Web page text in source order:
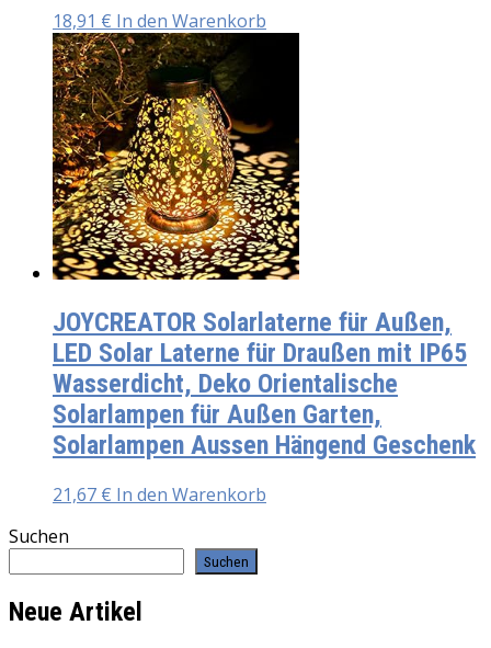
18,91 € In den Warenkorb
JOYCREATOR Solarlaterne für Außen,
LED Solar Laterne für Draußen mit IP65
Wasserdicht, Deko Orientalische
Solarlampen für Außen Garten,
Solarlampen Aussen Hängend Geschenk
21,67 € In den Warenkorb
Suchen
Suchen
Neue Artikel